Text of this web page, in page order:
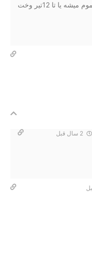
سلام امروز 11خرداده فردامهلتش تموم میشه یا تا 12تیر وخت